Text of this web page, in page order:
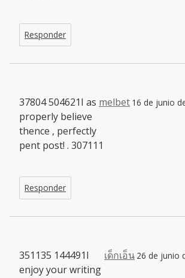
Responder
melbet 16 de junio
37804 504621I as
properly believe
thence , perfectly
pent post! . 307111
Responder
เด็กเอ็น 26 de junio
351135 144491I
enjoy your writing